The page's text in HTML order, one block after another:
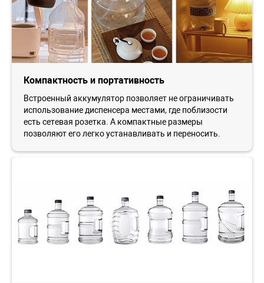
Компактность и портативность
Встроенный аккумулятор позволяет не ограничивать
использование диспенсера местами, где поблизости
есть сетевая розетка. А компактные размеры
позволяют его легко устанавливать и переносить.